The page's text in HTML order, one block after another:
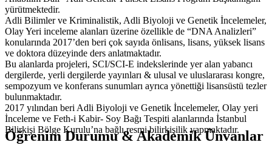
yürütmektedir.
Adli Bilimler ve Kriminalistik, Adli Biyoloji ve Genetik İncelemeler,
Olay Yeri inceleme alanları üzerine özellikle de “DNA Analizleri”
konularında 2017’den beri çok sayıda önlisans, lisans, yüksek lisans
ve doktora düzeyinde ders anlatmaktadır.
Bu alanlarda projeleri, SCI/SCI-E indekslerinde yer alan yabancı
dergilerde, yerli dergilerde yayınları & ulusal ve uluslararası kongre,
sempozyum ve konferans sunumları ayrıca yönettiği lisansüstü tezler
bulunmaktadır.
2017 yılından beri Adli Biyoloji ve Genetik İncelemeler, Olay yeri
İnceleme ve Feth-i Kabir- Soy Bağı Tespiti alanlarında İstanbul
Bilirkişi Bölge Kurulu’na bağlı resmi bilirkişilik yapmaktadır.
Öğrenim Durumu & Akademik Ünvanlar